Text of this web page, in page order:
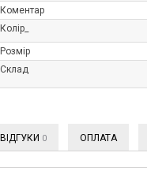
Коментар
Колір_
Розмір
Склад
ВІДГУКИ 0 ОПЛАТА